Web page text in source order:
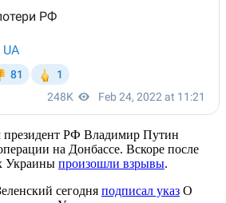
президент РФ Владимир Путин
на Донбассе. Вскоре после
Украины произошли взрывы.
сегодня подписал указ О